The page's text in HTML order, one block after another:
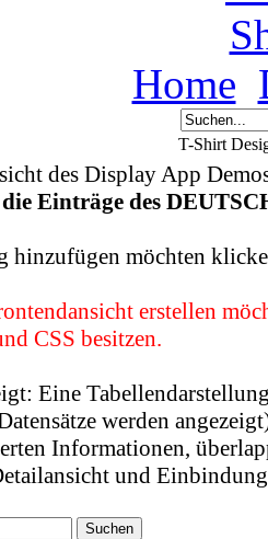
Home
T-Shirt
des Display App
Einträge des
hinzufügen möchten
erstellen
CSS besitzen.
Eine
werden
Informationen,
und
Suchen